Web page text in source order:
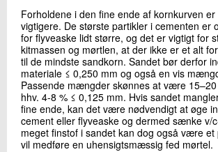
Forholdene i den fine ende af kornkurven
vigtigere. De største partikler i cementen er
for flyveaske lidt større, og det er vigtigt for
kitmassen og mørtlen, at der ikke er et alt
til de mindste sandkorn. Sandet bør derfor
materiale ≤ 0,250 mm og også en vis
Passende mængder skønnes at være
hhv. 4-8 % ≤ 0,125 mm. Hvis sandet
fine ende, kan det være nødvendigt at øge
cement eller flyveaske og dermed sænke v/
meget finstof i sandet kan dog også være
vil medføre en uhensigtsmæssig fed mørtel.